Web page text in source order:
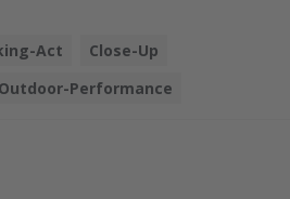
Act
Close-Up
Outdoor-Performance